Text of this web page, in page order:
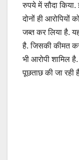
रुपये में सौदा
दोनों ही आरोपियों
जब्त कर लिया है.
है. जिसकी कीमत
भी आरोपी शामिल
पूछताछ की जा रही